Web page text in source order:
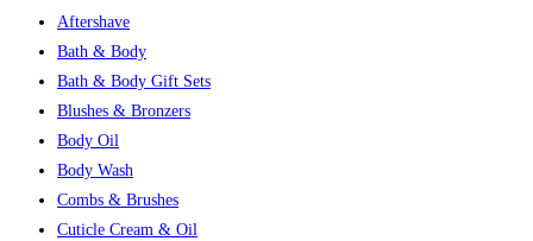
Aftershave
Bath & Body
Bath & Body Gift Sets
Blushes & Bronzers
Body Oil
Body Wash
Combs & Brushes
Cuticle Cream & Oil